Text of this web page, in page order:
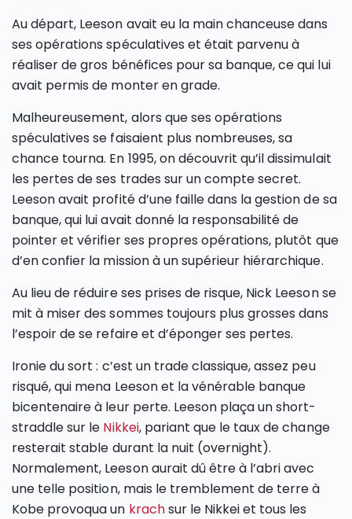
Au départ, Leeson avait eu la main chanceuse dans
ses opérations spéculatives et était parvenu à
réaliser de gros bénéfices pour sa banque, ce qui lui
avait permis de monter en grade.
Malheureusement, alors que ses opérations
spéculatives se faisaient plus nombreuses, sa
chance tourna. En 1995, on découvrit qu’il dissimulait
les pertes de ses trades sur un compte secret.
Leeson avait profité d’une faille dans la gestion de sa
banque, qui lui avait donné la responsabilité de
pointer et vérifier ses propres opérations, plutôt que
d’en confier la mission à un supérieur hiérarchique.
Au lieu de réduire ses prises de risque, Nick Leeson se
mit à miser des sommes toujours plus grosses dans
l’espoir de se refaire et d’éponger ses pertes.
Ironie du sort : c’est un trade classique, assez peu
risqué, qui mena Leeson et la vénérable banque
bicentenaire à leur perte. Leeson plaça un short-
straddle sur le Nikkei, pariant que le taux de change
resterait stable durant la nuit (overnight).
Normalement, Leeson aurait dû être à l’abri avec
une telle position, mais le tremblement de terre à
Kobe provoqua un krachsur le Nikkei et tous les